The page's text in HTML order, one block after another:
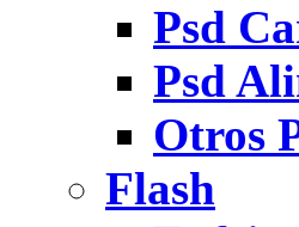
Psd
Psd
Otros
Flash